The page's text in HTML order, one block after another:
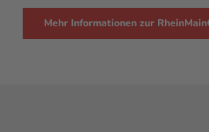
Mehr Informationen zur